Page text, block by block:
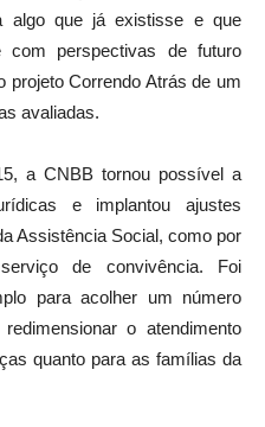
algo que já existisse e que
com perspectivas de futuro
projeto Correndo Atrás de um
avaliadas.
a CNBB tornou possível a
e implantou ajustes
Assistência Social, como por
de convivência. Foi
para acolher um número
o atendimento
quanto para as famílias da